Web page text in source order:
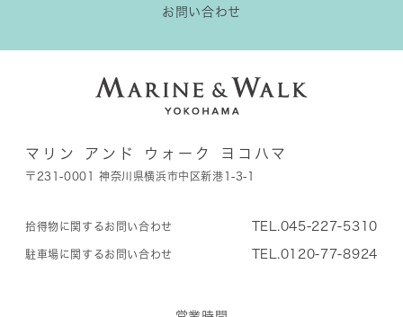
お問い合わせ
マリン アンド ウォーク ヨコハマ
〒231-0001 神奈川県横浜市中区新港1-3-1
拾得物に関するお問い合わせ TEL.045-227-5310
駐車場に関するお問い合わせ TEL.0120-77-8924